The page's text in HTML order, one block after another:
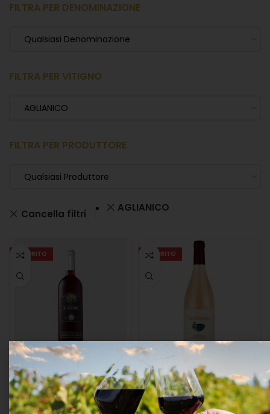
FILTRA PER DENOMINAZIONE
Qualsiasi Denominazione
FILTRA PER VITIGNO
AGLIANICO
FILTRA PER PRODUTTORE
Qualsiasi Produttore
Cancella filtri AGLIANICO
ESAURITO
Cantine Del Notaio “il
Rogito” Aglianico Del
Vulture Doc 2022 Cl.75
14°
ESAURITO
Mastroberardino
Lacrimarosa Irpinia
Rosato Doc 2021 Cl.75
13°